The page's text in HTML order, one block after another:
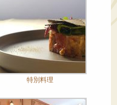
特別料理